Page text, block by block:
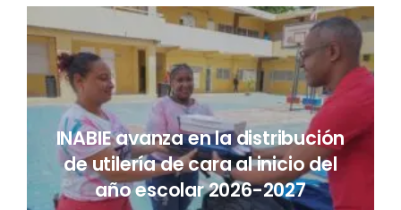
INABIE avanza en la distribución
de utilería de cara al inicio del
año escolar 2026-2027